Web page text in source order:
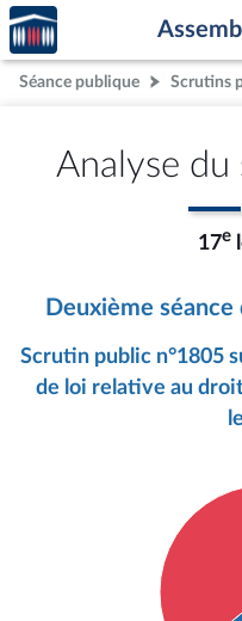
Aller au contenu
Aller en bas de la page
Accèder
à la
page
d'accueil
Séance publique Scrutins
Analyse
17e
Deuxième
Scrutin public n°1805
de loi relative au